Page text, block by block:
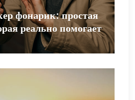
фонарик: простая
реально помогает